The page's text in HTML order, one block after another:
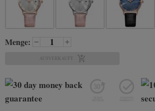
Menge:
AUSVERKAUFT